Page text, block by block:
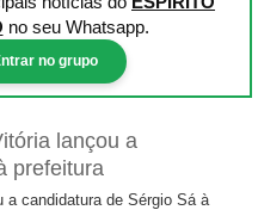
no seu Whatsapp.
no grupo
candidatura de Sérgio Sá à